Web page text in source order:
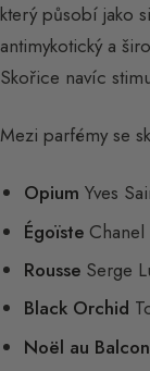
který působí jako
antimykotický a
Skořice navíc
Mezi parfémy se
Opium Yves
Égoïste Chanel
Rousse Serge
Black Orchid
Noël au Balcon